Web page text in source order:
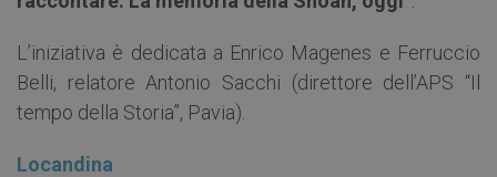
L’iniziativa è dedicata a Enrico Magenes e Ferruccio
Belli, relatore Antonio Sacchi (direttore dell’APS “Il
tempo della Storia”, Pavia).
Locandina